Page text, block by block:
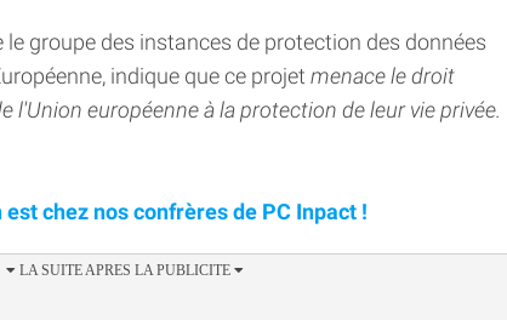
groupe des instances de protection des données
indique que ce projet menace le droit
l'Union européenne à la protection de leur vie privée.
chez nos confrères de PC Inpact !